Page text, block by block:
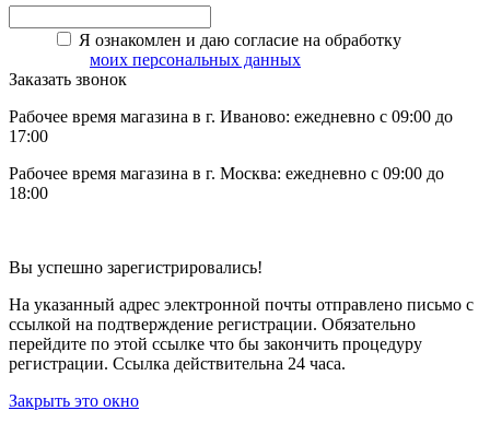
Я ознакомлен и даю согласие на обработку
моих персональных данных
Заказать звонок
Рабочее время магазина в г. Иваново: ежедневно с 09:00 до
17:00
Рабочее время магазина в г. Москва: ежедневно с 09:00 до
18:00
Вы успешно зарегистрировались!
На указанный адрес электронной почты отправлено письмо с
ссылкой на подтверждение регистрации. Обязательно
перейдите по этой ссылке что бы закончить процедуру
регистрации. Ссылка действительна 24 часа.
Закрыть это окно